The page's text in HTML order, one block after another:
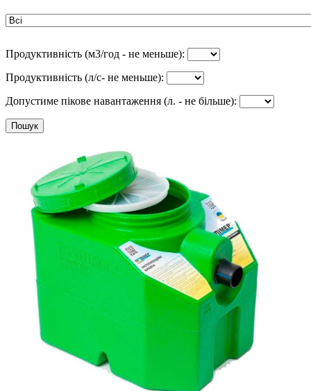
Продуктивність (м3/год - не меньше):
Продуктивність (л/с- не меньше):
Допустиме пікове навантаження (л. - не більше):
Пошук